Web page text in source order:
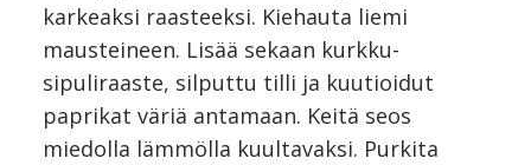
karkeaksi raasteeksi. Kiehauta liemi
mausteineen. Lisää sekaan kurkku-
sipuliraaste, silputtu tilli ja kuutioidut
paprikat väriä antamaan. Keitä seos
miedolla lämmölla kuultavaksi. Purkita